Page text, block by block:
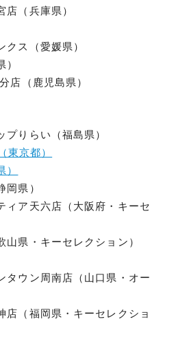
店（兵庫県）
ス（愛媛県）
店（鹿児島県）
プりらい（福島県）
東京都）
岡県）
ィア天六店（大阪府・キーセ
県・キーセレクション）
タウン周南店（山口県・オー
店（福岡県・キーセレクショ